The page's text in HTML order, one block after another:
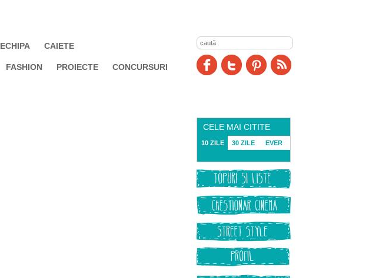
ECHIPA CAIETE
FASHION PROIECTE CONCURSURI
CELE MAI CITITE
10 ZILE 30 ZILE EVER